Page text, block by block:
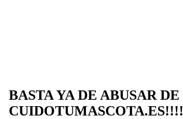
BASTA YA DE ABUSAR DE
CUIDOTUMASCOTA.ES!!!!